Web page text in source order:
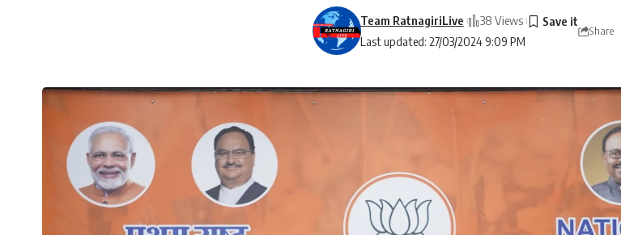
Last updated: 27/03/2024 9:09 PM
Team RatnagiriLive 38 Views
Share